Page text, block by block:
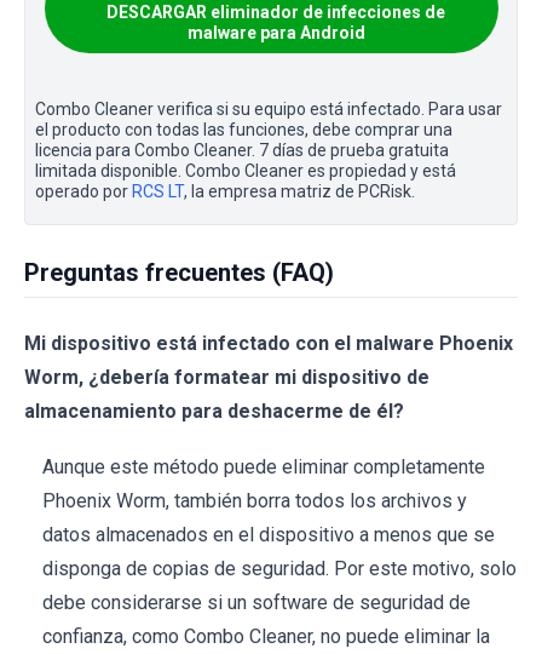
DESCARGAR eliminador de infecciones de
malware para Android
Combo Cleaner verifica si su equipo está infectado. Para usar
el producto con todas las funciones, debe comprar una
licencia para Combo Cleaner. 7 días de prueba gratuita
limitada disponible. Combo Cleaner es propiedad y está
operado porRCS LT, la empresa matriz de PCRisk.
Preguntas frecuentes (FAQ)
Mi dispositivo está infectado con el malware Phoenix
Worm, ¿debería formatear mi dispositivo de
almacenamiento para deshacerme de él?
Aunque este método puede eliminar completamente
Phoenix Worm, también borra todos los archivos y
datos almacenados en el dispositivo a menos que se
disponga de copias de seguridad. Por este motivo, solo
debe considerarse si un software de seguridad de
confianza, como Combo Cleaner, no puede eliminar la